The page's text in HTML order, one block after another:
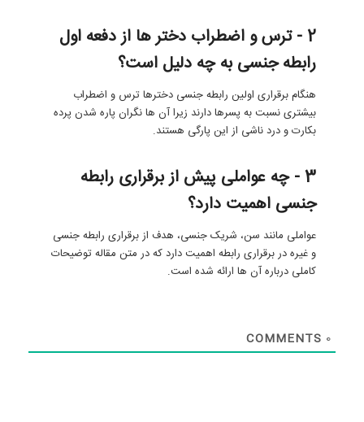
2 - ترس و اضطراب دختر ها از دفعه اول
رابطه جنسی به چه دلیل است؟
هنگام برقراری اولین رابطه جنسی دخترها ترس و اضطراب
بیشتری نسبت به پسرها دارند زیرا آن ها نگران پاره شدن پرده
بکارت و درد ناشی از این پارگی هستند.
3 - چه عواملی پیش از برقراری رابطه
جنسی اهمیت دارد؟
عواملی مانند سن، شریک جنسی، هدف از برقراری رابطه جنسی
و غیره در برقراری رابطه اهمیت دارد که در متن مقاله توضیحات
کاملی درباره آن ها ارائه شده است.
0